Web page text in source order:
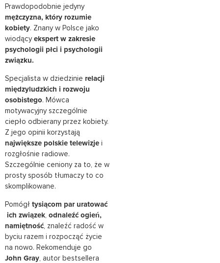
Prawdopodobnie jedyny
mężczyzna, który rozumie
kobiety. Znany w Polsce jako
wiodącyekspert w zakresie
psychologii płci i psychologii
związku.
Specjalista w dziedzinie relacji
międzyludzkich i rozwoju
osobistego. Mówca
motywacyjny szczególnie
ciepło odbierany przez kobiety.
Z jego opinii korzystają
największe polskie telewizje i
rozgłośnie radiowe.
Szczególnie ceniony za to, że w
prosty sposób tłumaczy to co
skomplikowane.
Pomógł tysiącom par uratować
ich związek odnaleźć ogień,
namiętność , znaleźć radość w
byciu razem i rozpocząć życie
na nowo. Rekomenduje go
John Gray , autor bestsellera